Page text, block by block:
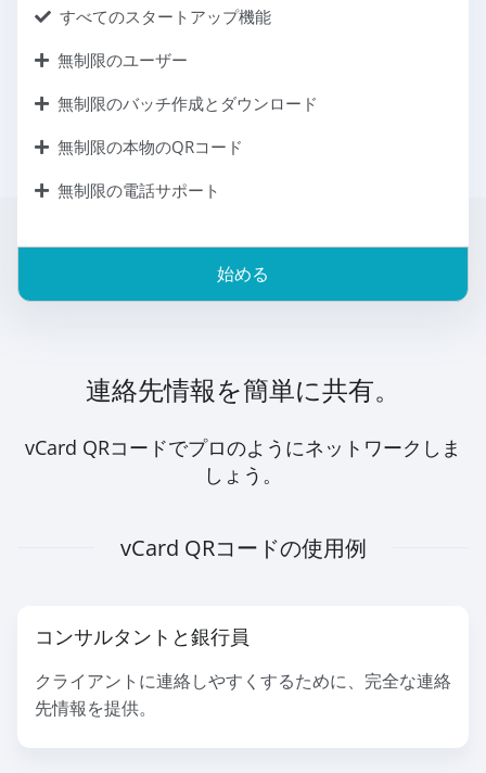
すべてのスタートアップ機能
無制限のユーザー
無制限のバッチ作成とダウンロード
無制限の本物のQRコード
無制限の電話サポート
始める
連絡先情報を簡単に共有。
vCard QRコードでプロのようにネットワークしま
しょう。
vCard QRコードの使用例
コンサルタントと銀行員
クライアントに連絡しやすくするために、完全な連絡
先情報を提供。